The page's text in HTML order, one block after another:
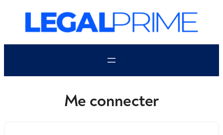
contenu
Me connecter